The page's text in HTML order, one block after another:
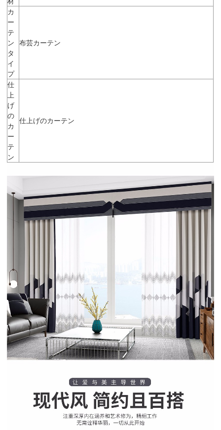
カ
ー
テ
ン
タ
イ
プ
布芸カーテン
仕
上
げ
の
カ
ー
テ
ン
仕上げのカーテン